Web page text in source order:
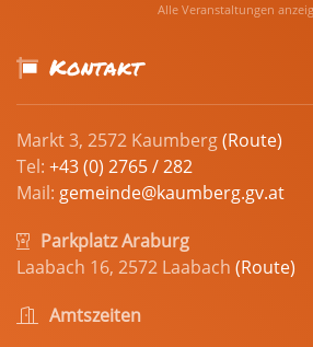
Alle Veranstaltungen
Kontakt
Markt 3, 2572 Kaumberg(Route)
Tel: +43 (0) 2765 / 282
Mail: gemeinde@kaumberg.gv.at
Parkplatz Araburg
Laabach 16, 2572 Laabach (Route)
Amtszeiten